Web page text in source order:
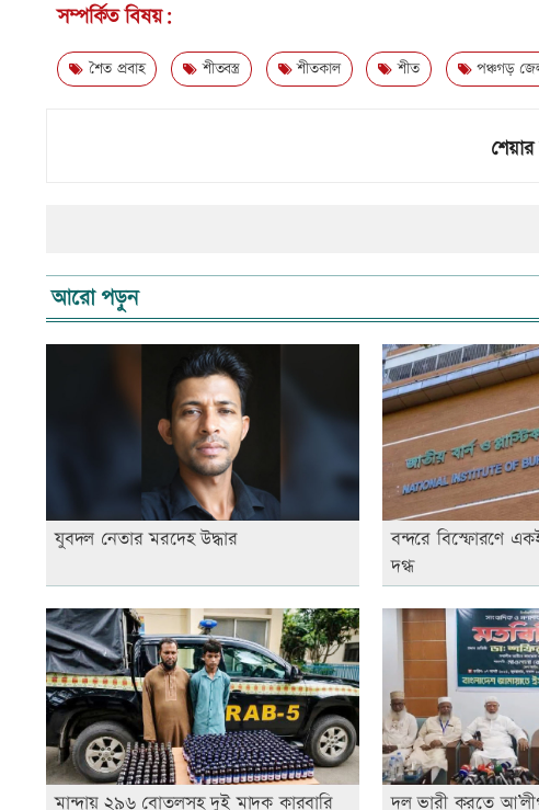
সম্পর্কিত বিষয়:
শৈত প্রবাহ শীতবস্ত্র শীতকাল শীত পঞ্চগড়
আরো পড়ুন
যুবদল নেতার মরদেহ উদ্ধার
বন্দরে বিস্ফোরণে
দগ্ধ
মান্দায় ২৯৬ বোতলসহ দুই মাদক কারবারি দল ভারী করতে